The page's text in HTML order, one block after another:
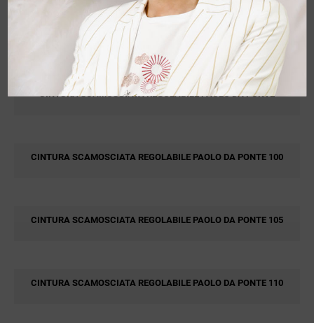
CINTURA REGOLABILE E PLACCA SMALTATA PAOLO DA PONTE
CINTURA SCAMOSCIATA REGOLABILE PAOLO DA PONTE
CINTURA SCAMOSCIATA REGOLABILE PAOLO DA PONTE 100
CINTURA SCAMOSCIATA REGOLABILE PAOLO DA PONTE 105
CINTURA SCAMOSCIATA REGOLABILE PAOLO DA PONTE 110